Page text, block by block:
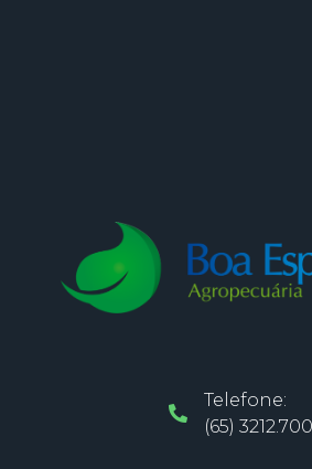
Telefone:
(65)